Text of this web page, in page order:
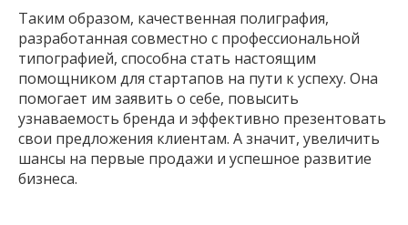
Таким образом, качественная полиграфия,
разработанная совместно с профессиональной
типографией, способна стать настоящим
помощником для стартапов на пути к успеху. Она
помогает им заявить о себе, повысить
узнаваемость бренда и эффективно презентовать
свои предложения клиентам. А значит, увеличить
шансы на первые продажи и успешное развитие
бизнеса.